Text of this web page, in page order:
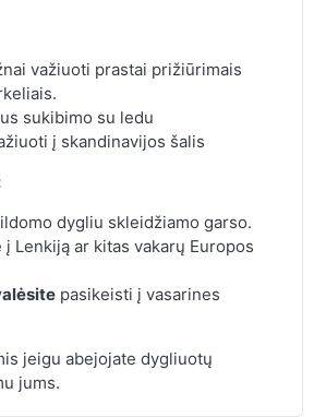
važiuoti prastai prižiūrimais
sukibimo su ledu
į skandinavijos šalis
dygliu skleidžiamo garso.
į Lenkiją ar kitas vakarų Europos
pasikeisti į vasarines
jeigu abejojate dygliuotų
jums.